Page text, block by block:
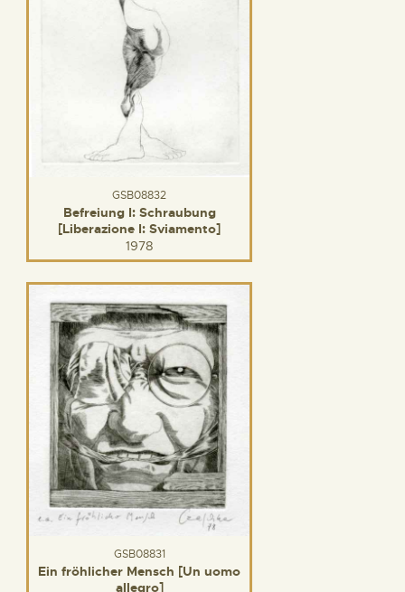
GSB08832
Befreiung I: Schraubung
[Liberazione I: Sviamento]
1978
GSB08831
Ein fröhlicher Mensch [Un uomo
allegro]